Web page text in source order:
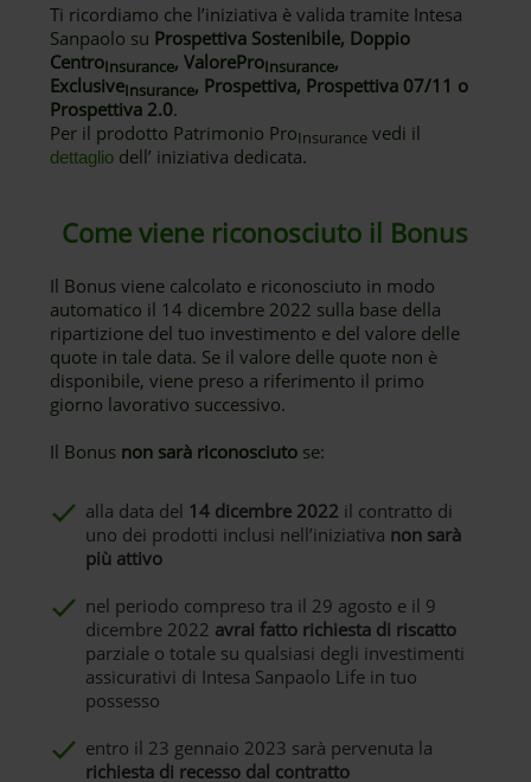
Ti ricordiamo che l’iniziativa è valida tramite Intesa
Sanpaolo su Prospettiva Sostenibile, Doppio
CentroInsurance, ValoreProInsurance,
ExclusiveInsurance, Prospettiva, Prospettiva 07/11 o
Prospettiva 2.0.
Per il prodotto Patrimonio ProInsurance vedi il
dettaglio dell’ iniziativa dedicata.
Come viene riconosciuto il Bonus
Il Bonus viene calcolato e riconosciuto in modo
automatico il 14 dicembre 2022 sulla base della
ripartizione del tuo investimento e del valore delle
quote in tale data. Se il valore delle quote non è
disponibile, viene preso a riferimento il primo
giorno lavorativo successivo.
Il Bonus non sarà riconosciuto se:
alla data del 14 dicembre 2022 il contratto di
uno dei prodotti inclusi nell’iniziativa non sarà
più attivo
nel periodo compreso tra il 29 agosto e il 9
dicembre 2022 avrai fatto richiesta di riscatto
parziale o totale su qualsiasi degli investimenti
assicurativi di Intesa Sanpaolo Life in tuo
possesso
entro il 23 gennaio 2023 sarà pervenuta la
richiesta di recesso dal contratto